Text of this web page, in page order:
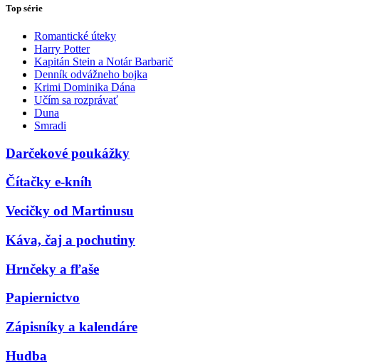
Top série
Romantické úteky
Harry Potter
Kapitán Stein a Notár Barbarič
Denník odvážneho bojka
Krimi Dominika Dána
Učím sa rozprávať
Duna
Smradi
Darčekové poukážky
Čítačky e-kníh
Vecičky od Martinusu
Káva, čaj a pochutiny
Hrnčeky a fľaše
Papiernictvo
Zápisníky a kalendáre
Hudba